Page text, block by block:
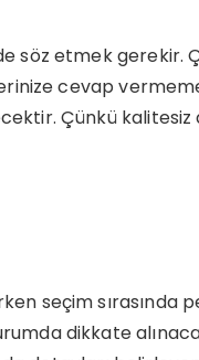
söz etmek gerekir.
cevap
Çünkü kalitesiz
seçim sırasında
dikkate